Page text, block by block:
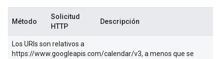
Método
Solicitud
HTTP
Descripción
Los URIs son relativos a
https://www.googleapis.com/calendar/v3, a menos que se